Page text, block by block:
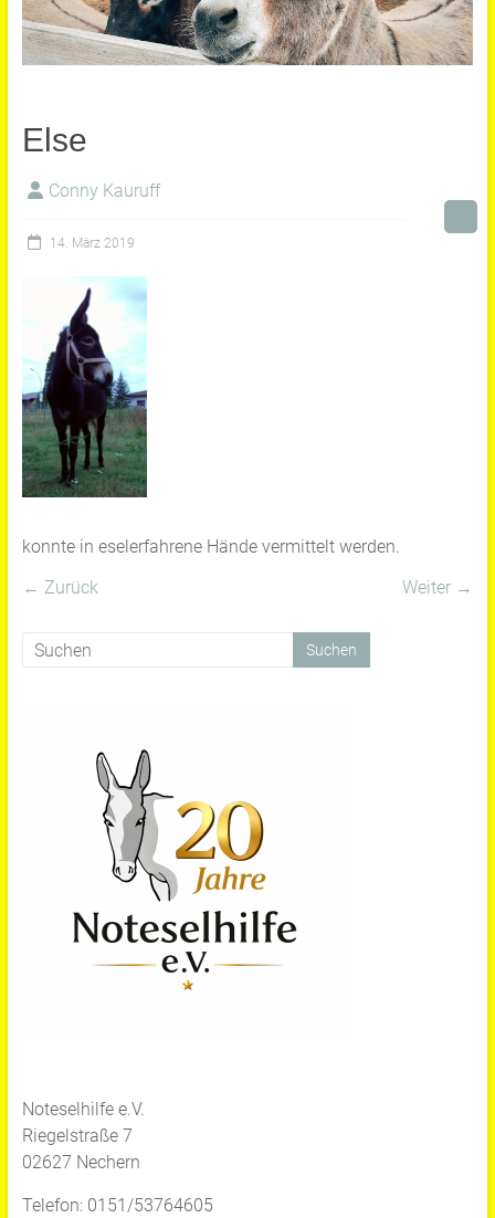
Else
Conny Kauruff
14. März 2019
konnte in eselerfahrene Hände vermittelt werden.
← Zurück
Weiter →
Noteselhilfe e.V.
Riegelstraße 7
02627 Nechern
Telefon: 0151/53764605